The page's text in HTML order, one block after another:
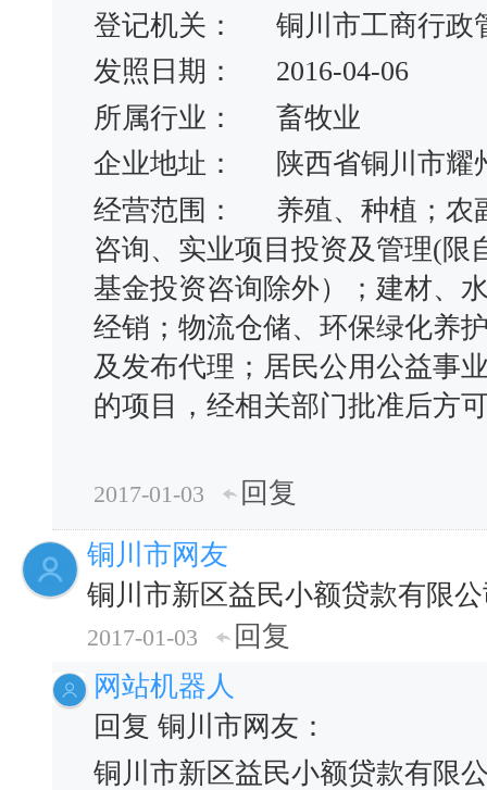
登记机关：
铜川市工商行政
发照日期：
2016-04-06
所属行业：
畜牧业
企业地址：
陕西省铜川市耀
经营范围：
养殖、种植；农
咨询、实业项目投资及管理(限
基金投资咨询除外）；建材、
经销；物流仓储、环保绿化养
及发布代理；居民公用公益事
的项目，经相关部门批准后方
2017-01-03
回复
铜川市网友
铜川市新区益民小额贷款有限
2017-01-03
回复
网站机器人
回复 铜川市网友：
铜川市新区益民小额贷款有限